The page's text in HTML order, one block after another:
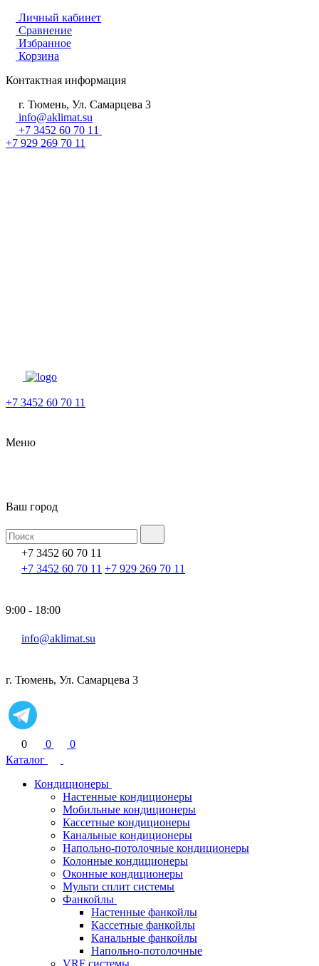
Личный кабинет
Сравнение
Избранное
Корзина
Контактная информация
г. Тюмень, Ул. Самарцева 3
info@aklimat.su
+7 3452 60 70 11
+7 929 269 70 11
+7 3452 60 70 11
Меню
Ваш город
+7 3452 60 70 11
+7 3452 60 70 11 +7 929 269 70 11
9:00 - 18:00
info@aklimat.su
г. Тюмень, Ул. Самарцева 3
0 0
0
Каталог
Кондиционеры
Настенные кондиционеры
Мобильные кондиционеры
Кассетные кондиционеры
Канальные кондиционеры
Напольно-потолочные кондиционеры
Колонные кондиционеры
Оконные кондиционеры
Мульти сплит системы
Фанкойлы
Настенные фанкойлы
Кассетные фанкойлы
Канальные фанкойлы
Напольно-потолочные
VRF системы